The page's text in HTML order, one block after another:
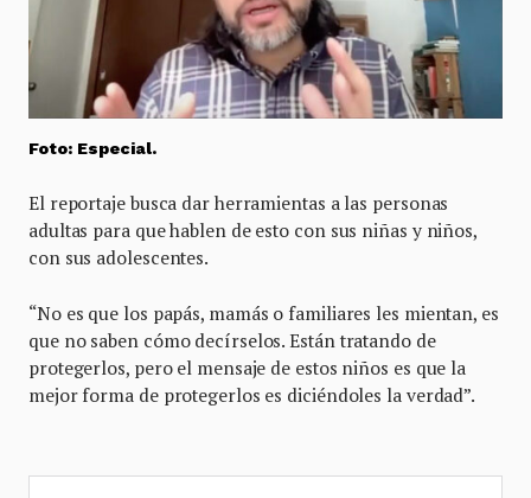
Foto: Especial.
El reportaje busca dar herramientas a las personas
adultas para que hablen de esto con sus niñas y niños,
con sus adolescentes.
“No es que los papás, mamás o familiares les mientan, es
que no saben cómo decírselos. Están tratando de
protegerlos, pero el mensaje de estos niños es que la
mejor forma de protegerlos es diciéndoles la verdad”.